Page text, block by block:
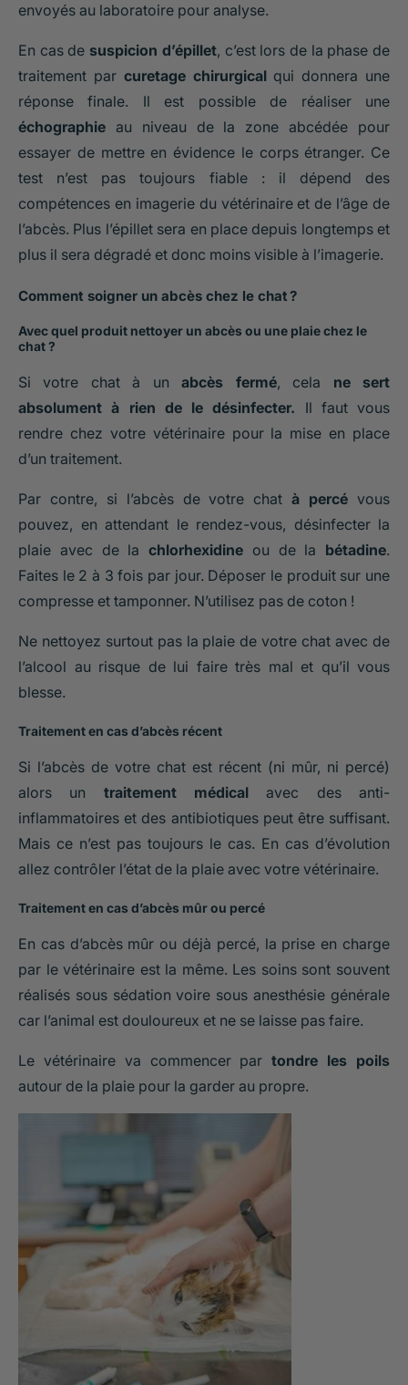
envoyés au laboratoire pour analyse.
En cas de suspicion d’épillet, c’est lors de la phase de
traitement par curetage chirurgicalqui donnera une
réponse finale. Il est possible de réaliser une
échographie au niveau de la zone abcédée pour
essayer de mettre en évidence le corps étranger. Ce
test n’est pas toujours fiable : il dépend des
compétences en imagerie du vétérinaire et de l’âge de
l’abcès. Plus l’épillet sera en place depuis longtemps et
plus il sera dégradé et donc moins visible à l’imagerie.
Comment soigner un abcès chez le chat ?
Avec quel produit nettoyer un abcès ou une plaie chez le
chat ?
Si votre chat à unabcès fermé, cela ne sert
absolument à rien de le désinfecter. Il faut vous
rendre chez votre vétérinaire pour la mise en place
d’un traitement.
Par contre, si l’abcès de votre chatà percé vous
pouvez, en attendant le rendez-vous, désinfecter la
plaie avec de la chlorhexidine ou de la bétadine.
Faites le 2 à 3 fois par jour. Déposer le produit sur une
compresse et tamponner. N’utilisez pas de coton !
Ne nettoyez surtout pas la plaie de votre chat avec de
l’alcool au risque de lui faire très mal et qu’il vous
blesse.
Traitement en cas d’abcès récent
Si l’abcès de votre chat est récent (ni mûr, ni percé)
alors un traitement médicalavec des anti-
inflammatoires et des antibiotiques peut être suffisant.
Mais ce n’est pas toujours le cas. En cas d’évolution
allez contrôler l’état de la plaie avec votre vétérinaire.
Traitement en cas d’abcès mûr ou percé
En cas d’abcès mûr ou déjà percé, la prise en charge
par le vétérinaire est la même. Les soins sont souvent
réalisés sous sédation voire sous anesthésie générale
car l’animal est douloureux et ne se laisse pas faire.
Le vétérinaire va commencer partondre les poils
autour de la plaie pour la garder au propre.